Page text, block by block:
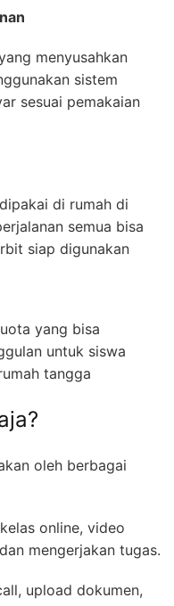
menyusahkan
sistem
sesuai pemakaian
di rumah di
semua bisa
siap digunakan
yang bisa
untuk siswa
tangga
oleh berbagai
online, video
mengerjakan tugas.
upload dokumen,